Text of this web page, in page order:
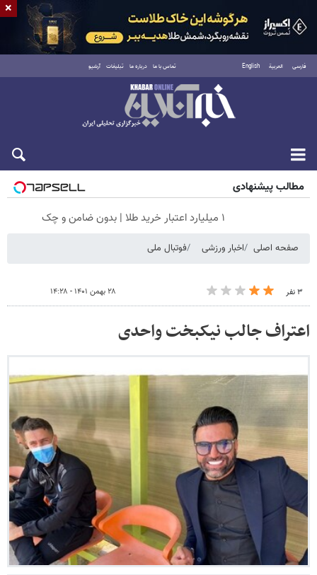
فارسی العربية English تماس با ما درباره ما تبلیغات آرشیو
شنبه ۱۷ مرداد ۱۴۰۵
مطالب پیشنهادی
۱ میلیارد اعتبار خرید طلا | بدون ضامن و چک
صفحه اصلی اخبار ورزشی فوتبال ملی
۳ نفر ۲۸ بهمن ۱۴۰۱ - ۱۴:۲۸
اعتراف جالب نیکبخت واحدی
×